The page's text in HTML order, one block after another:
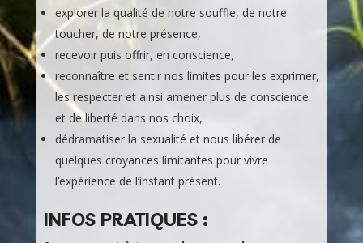
explorer la qualité de notre souffle, de notre
toucher, de notre présence,
recevoir puis offrir, en conscience,
reconnaître et sentir nos limites pour les exprimer,
les respecter et ainsi amener plus de conscience
et de liberté dans nos choix,
dédramatiser la sexualité et nous libérer de
quelques croyances limitantes pour vivre
l’expérience de l’instant présent.
INFOS PRATIQUES :